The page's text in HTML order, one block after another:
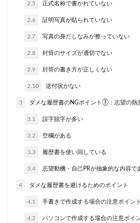
2.5 正式名称で書かれていない
2.6 証明写真が貼られていない
2.7 写真の身だしなみが整っていない
2.8 封筒のサイズが適切でない
2.9 封筒の書き方が正しくない
2.10 送付状がない
3 ダメな履歴書のNGポイント③：志望の熱
3.1 誤字脱字が多い
3.2 空欄がある
3.3 履歴書を使い回している
3.4 志望動機・自己PRが抽象的な内容で
4 ダメな履歴書を避けるためのポイント
4.1 手書きで作成する場合の注意ポイント
4.2 パソコンで作成する場合の注意ポイ